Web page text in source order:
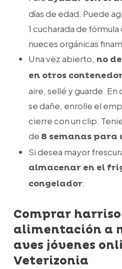
días de edad. Puede
1 cucharada de
nueces orgánicas
Una vez abierto, no
en otros
aire, sellé y guarde. En
se dañe, enrolle el
cierre con un clip.
de 8 semanas
Si desea mayor
almacenar en el
congelador.
Comprar
alimentación a
aves jóvenes
Veterizonia